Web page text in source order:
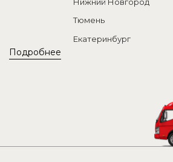
Подробнее
Тюмень
Екатеринбург